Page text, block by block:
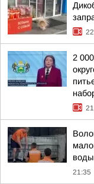
2
воды
21:35